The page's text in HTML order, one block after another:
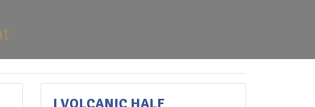
I VOLCANIC HALF